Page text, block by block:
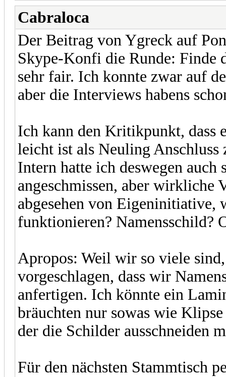
Cabraloca
Der Beitrag von Ygreck auf
Skype-Konfi die Runde: Finde
sehr fair. Ich konnte zwar auf
aber die Interviews habens
Ich kann den Kritikpunkt, dass
leicht ist als Neuling
Intern hatte ich deswegen auch
angeschmissen, aber wirkliche
abgesehen von Eigeninitiative,
funktionieren? Namensschild?
Apropos: Weil wir so viele
vorgeschlagen, dass wir
anfertigen. Ich könnte ein
bräuchten nur sowas wie
der die Schilder ausschneiden
Für den nächsten Stammtisch